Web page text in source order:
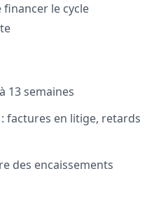
le cycle
13 semaines
factures en litige, retards
des encaissements